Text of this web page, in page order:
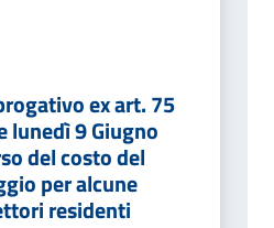
ex art. 75
lunedì 9 Giugno
del costo del
per alcune
residenti